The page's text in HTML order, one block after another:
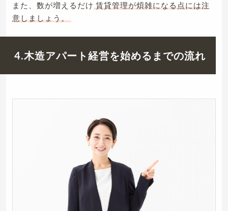
また、数が増えるだけ 賃貸管理が煩雑になる点には注
意しましょう。
4.木造アパート経営を始めるまでの流れ